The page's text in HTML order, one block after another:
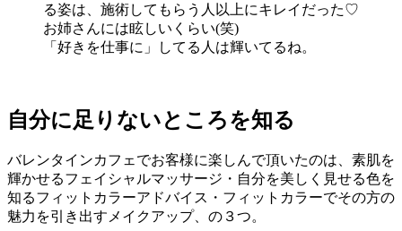
る姿は、施術してもらう人以上にキレイだった♡
お姉さんには眩しいくらい(笑)
「好きを仕事に」してる人は輝いてるね。
自分に足りないところを知る
バレンタインカフェでお客様に楽しんで頂いたのは、素肌を
輝かせるフェイシャルマッサージ・自分を美しく見せる色を
知るフィットカラーアドバイス・フィットカラーでその方の
魅力を引き出すメイクアップ、の３つ。